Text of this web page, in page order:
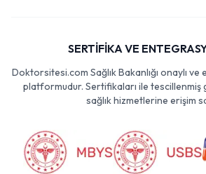
SERTİFİKA VE
Doktorsitesi.com Sağlık Bakanlığı onaylı ve
platformudur. Sertifikaları ile tescillenmiş
sağlık hizmetlerine erişim